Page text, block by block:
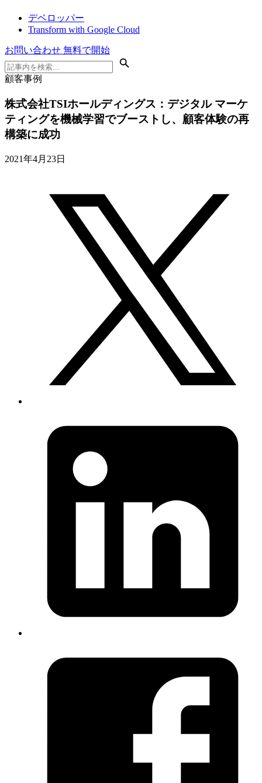
デベロッパー
Transform with Google Cloud
お問い合わせ 無料で開始
顧客事例
株式会社TSIホールディングス：デジタル マーケ
ティングを機械学習でブーストし、顧客体験の再
構築に成功
2021年4月23日